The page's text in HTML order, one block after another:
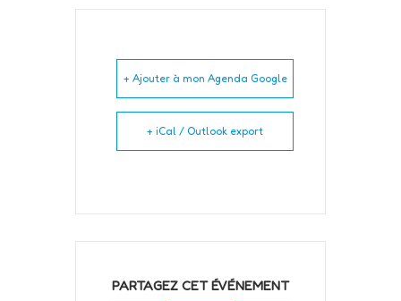
+ Ajouter à mon Agenda Google
+ iCal / Outlook export
PARTAGEZ CET ÉVÉNEMENT